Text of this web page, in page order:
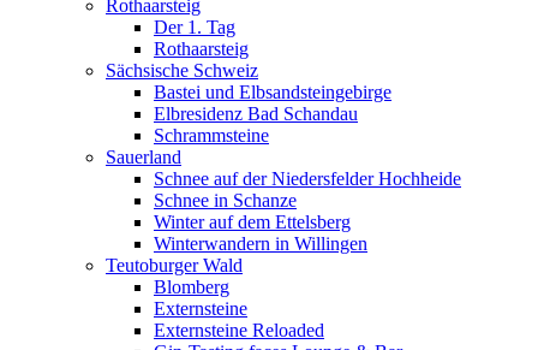
Rothaarsteig
Der 1. Tag
Rothaarsteig
Sächsische Schweiz
Bastei und Elbsandsteingebirge
Elbresidenz Bad Schandau
Schrammsteine
Sauerland
Schnee auf der Niedersfelder Hochheide
Schnee in Schanze
Winter auf dem Ettelsberg
Winterwandern in Willingen
Teutoburger Wald
Blomberg
Externsteine
Externsteine Reloaded